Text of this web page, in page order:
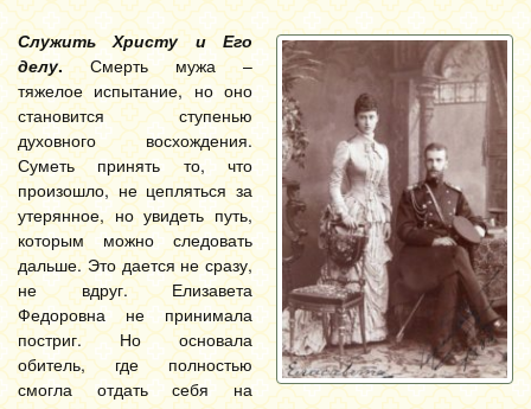
Служить Христу и Его
делу. Смерть мужа –
тяжелое испытание, но оно
становится ступенью
духовного восхождения.
Суметь принять то, что
произошло, не цепляться за
утерянное, но увидеть путь,
которым можно следовать
дальше. Это дается не сразу,
не вдруг. Елизавета
Федоровна не принимала
постриг. Но основала
обитель, где полностью
смогла отдать себя на